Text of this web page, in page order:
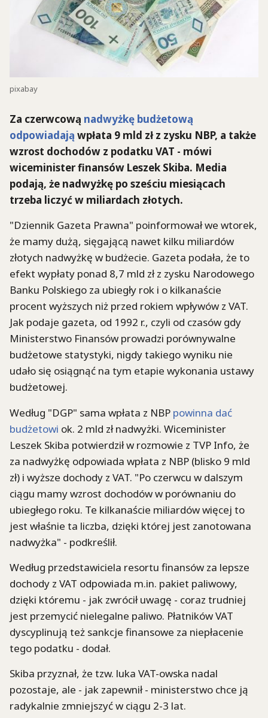
pixabay
Za czerwcową nadwyżkę budżetową
odpowiadają wpłata 9 mld zł z zysku NBP, a także
wzrost dochodów z podatku VAT - mówi
wiceminister finansów Leszek Skiba. Media
podają, że nadwyżkę po sześciu miesiącach
trzeba liczyć w miliardach złotych.
"Dziennik Gazeta Prawna" poinformował we wtorek,
że mamy dużą, sięgającą nawet kilku miliardów
złotych nadwyżkę w budżecie. Gazeta podała, że to
efekt wypłaty ponad 8,7 mld zł z zysku Narodowego
Banku Polskiego za ubiegły rok i o kilkanaście
procent wyższych niż przed rokiem wpływów z VAT.
Jak podaje gazeta, od 1992 r., czyli od czasów gdy
Ministerstwo Finansów prowadzi porównywalne
budżetowe statystyki, nigdy takiego wyniku nie
udało się osiągnąć na tym etapie wykonania ustawy
budżetowej.
Według "DGP" sama wpłata z NBP powinna dać
budżetowi ok. 2 mld zł nadwyżki. Wiceminister
Leszek Skiba potwierdził w rozmowie z TVP Info, że
za nadwyżkę odpowiada wpłata z NBP (blisko 9 mld
zł) i wyższe dochody z VAT. "Po czerwcu w dalszym
ciągu mamy wzrost dochodów w porównaniu do
ubiegłego roku. Te kilkanaście miliardów więcej to
jest właśnie ta liczba, dzięki której jest zanotowana
nadwyżka" - podkreślił.
Według przedstawiciela resortu finansów za lepsze
dochody z VAT odpowiada m.in. pakiet paliwowy,
dzięki któremu - jak zwrócił uwagę - coraz trudniej
jest przemycić nielegalne paliwo. Płatników VAT
dyscyplinują też sankcje finansowe za niepłacenie
tego podatku - dodał.
Skiba przyznał, że tzw. luka VAT-owska nadal
pozostaje, ale - jak zapewnił - ministerstwo chce ją
radykalnie zmniejszyć w ciągu 2-3 lat.